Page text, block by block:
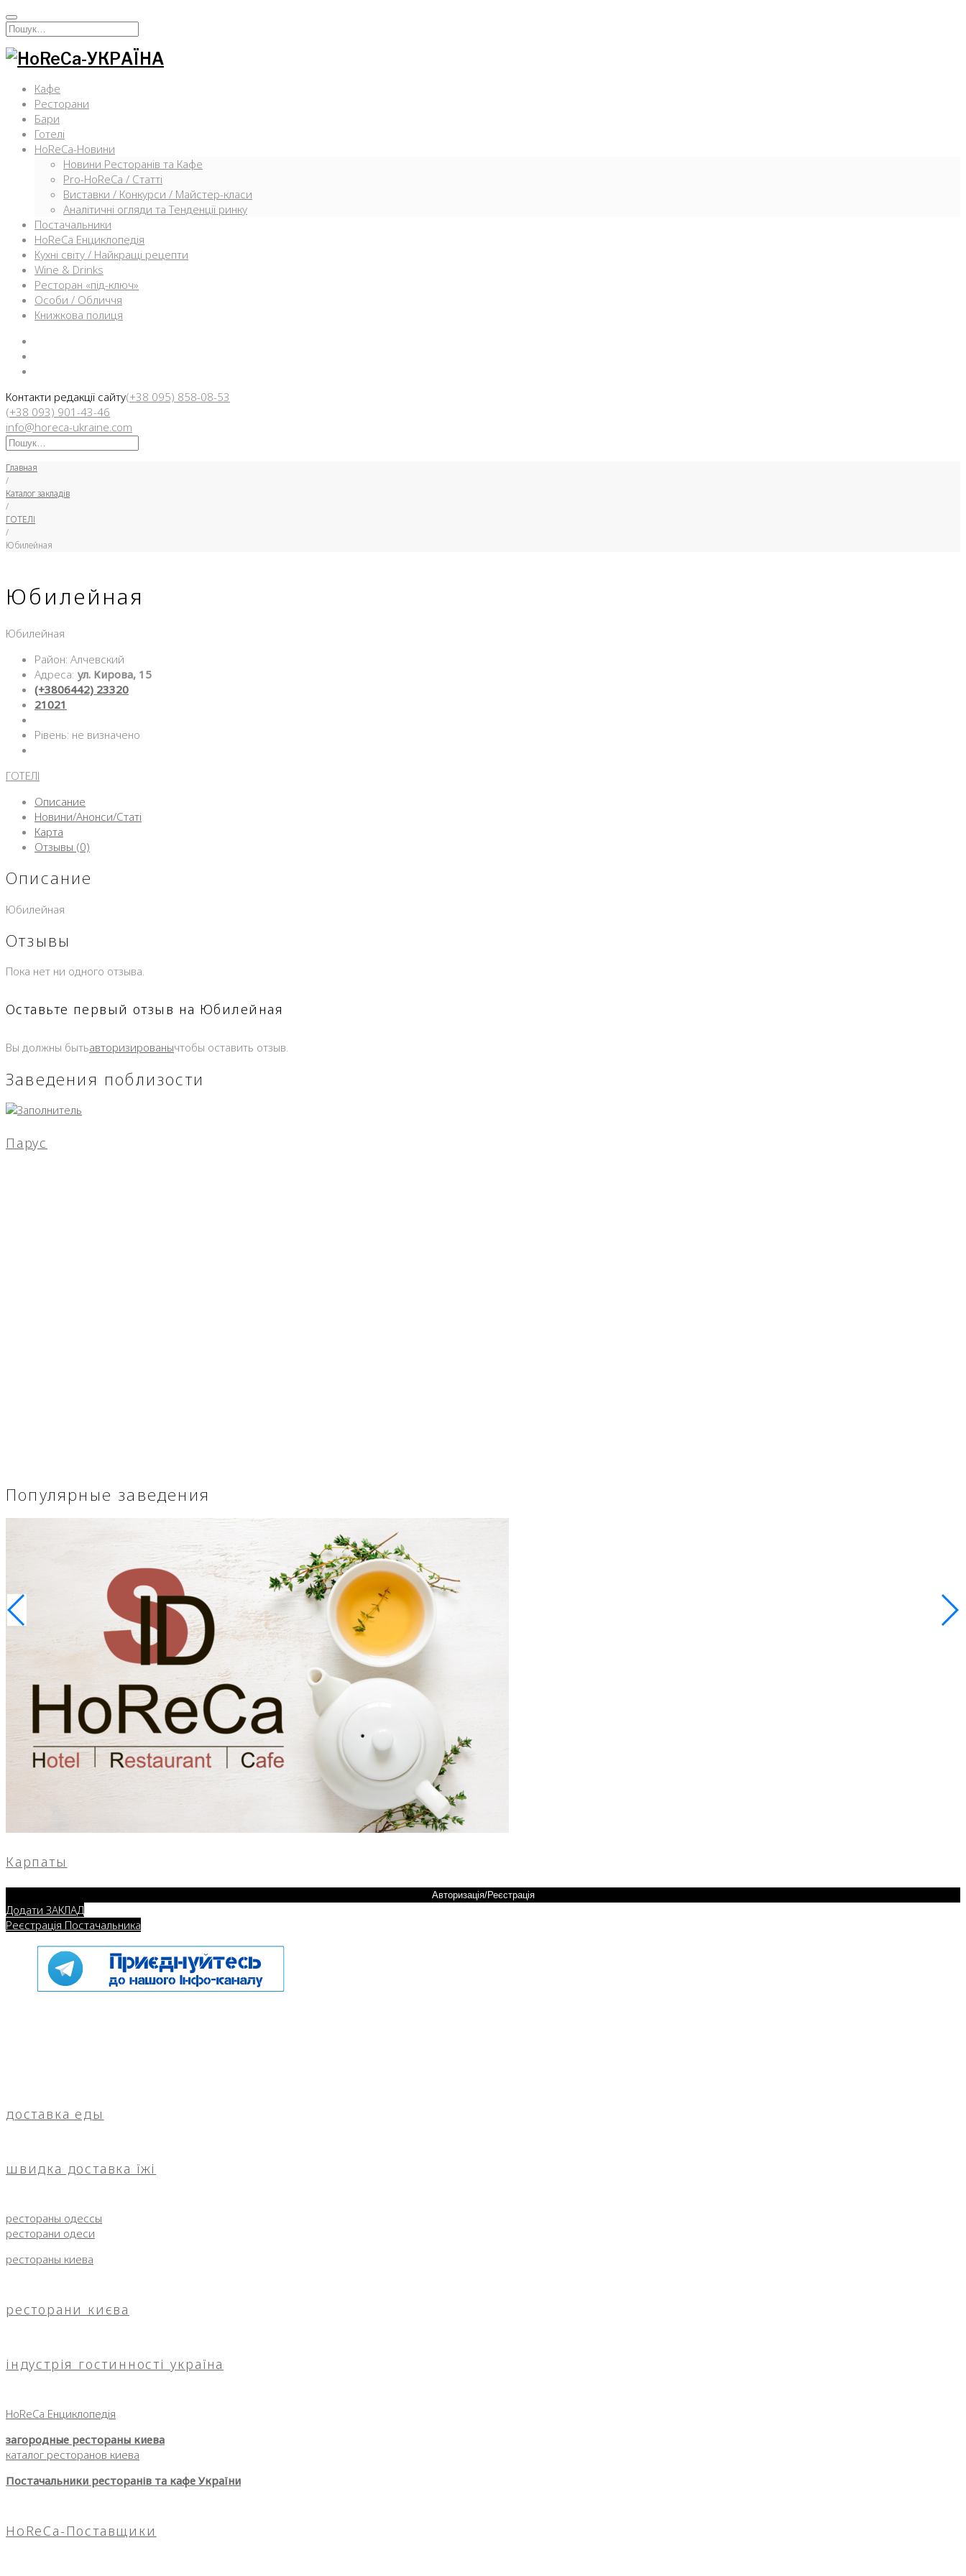
Перейти
кИскать:
Кафе
Ресторани
Бари
Готелі
HoReCa-Новини
Новини Ресторанів та Кафе
Pro-HoReCa / Статті
Виставки / Конкурси / Майстер-класи
Аналітичні огляди та Тенденції ринку
Постачальники
HoReCa Енциклопедія
Кухні світу / Найкращі рецепти
Wine & Drinks
Ресторан «під-ключ»
Особи / Обличчя
Книжкова полиця
Контакти редакції сайту(+38 095) 858-08-53
(+38 093) 901-43-46
info@horeca-ukraine.com
Искать:
Главная
/
Каталог закладів
/
ГОТЕЛІ
/
Юбилейная
Юбилейная
Юбилейная
Район: Алчевский
Адреса: ул. Кирова, 15
(+3806442) 23320
21021
Рівень: не визначено
ГОТЕЛІ
Описание
Новини/Анонси/Статі
Карта
Отзывы (0)
Описание
Юбилейная
Отзывы
Пока нет ни одного отзыва.
Оставьте первый отзыв на Юбилейная
Вы должны бытьавторизированычтобы оставить отзыв.
Заведения поблизости
Парус
Популярные заведения
Карпаты
Авторизація/Реєстрація
Додати ЗАКЛАД
Реєстрація Постачальника
доставка еды
швидка доставка їжі
рестораны одессы
ресторани одеси
рестораны киева
ресторани києва
індустрія гостинності україна
HoReCa Енциклопедія
загородные рестораны киева
каталог ресторанов киева
Постачальники ресторанів та кафе України
HoReCa-Поставщики